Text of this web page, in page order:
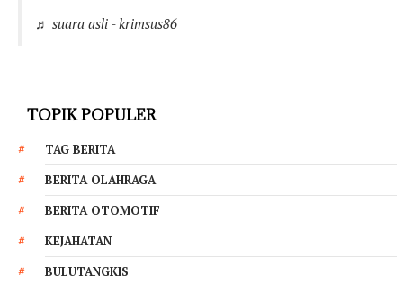
♬ suara asli - krimsus86
TOPIK POPULER
TAG BERITA
BERITA OLAHRAGA
BERITA OTOMOTIF
KEJAHATAN
BULUTANGKIS